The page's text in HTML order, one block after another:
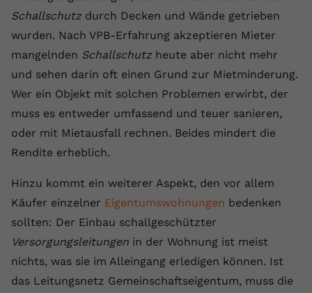
Schallschutzdurch Decken und Wände getrieben
wurden. Nach VPB-Erfahrung akzeptieren Mieter
mangelnden Schallschutzheute aber nicht mehr
und sehen darin oft einen Grund zur Mietminderung.
Wer ein Objekt mit solchen Problemen erwirbt, der
muss es entweder umfassend und teuer sanieren,
oder mit Mietausfall rechnen. Beides mindert die
Rendite erheblich.
Hinzu kommt ein weiterer Aspekt, den vor allem
Käufer einzelner Eigentumswohnungen bedenken
sollten: Der Einbau schallgeschützter
Versorgungsleitungen in der Wohnung ist meist
nichts, was sie im Alleingang erledigen können. Ist
das Leitungsnetz Gemeinschaftseigentum, muss die
Zweck
registriert eine eindeutige ID, um
Daten darüber zu speichern, welche
gesehen hat.
Anbieter Youtube.com
Zweck
YouTube setzt diesen Cookie, um die
Videopräferenzen des Nutzers zu
speichern, der eingebettete YouTube-
Videos verwendet.